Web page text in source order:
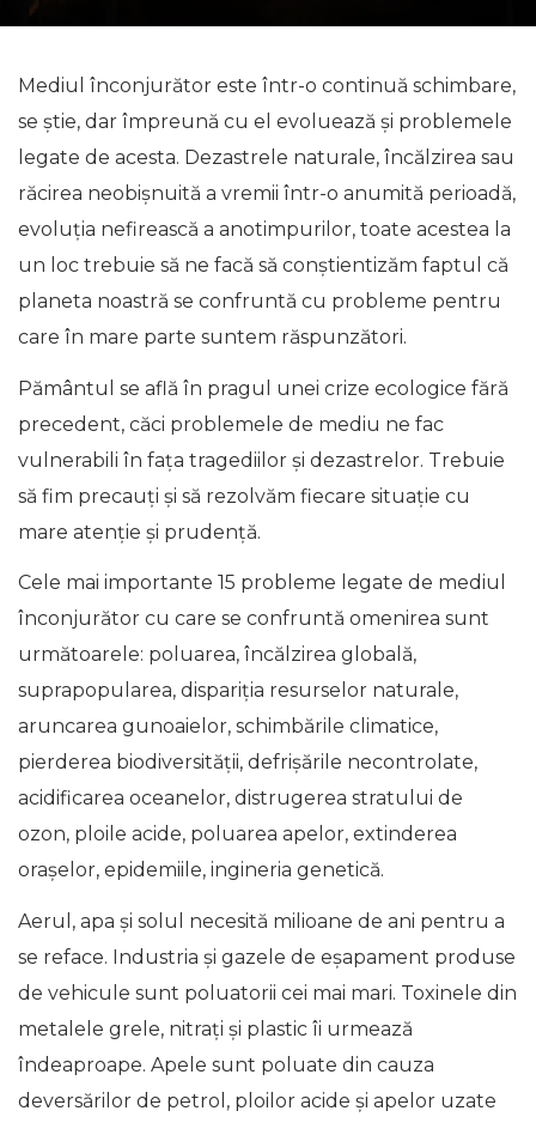
Mediul înconjurător este într-o continuă schimbare,
se știe, dar împreună cu el evoluează și problemele
legate de acesta. Dezastrele naturale, încălzirea sau
răcirea neobișnuită a vremii într-o anumită perioadă,
evoluția nefirească a anotimpurilor, toate acestea la
un loc trebuie să ne facă să conștientizăm faptul că
planeta noastră se confruntă cu probleme pentru
care în mare parte suntem răspunzători.
Pământul se află în pragul unei crize ecologice fără
precedent, căci problemele de mediu ne fac
vulnerabili în fața tragediilor și dezastrelor. Trebuie
să fim precauți și să rezolvăm fiecare situație cu
mare atenție și prudență.
Cele mai importante 15 probleme legate de mediul
înconjurător cu care se confruntă omenirea sunt
următoarele: poluarea, încălzirea globală,
suprapopularea, dispariția resurselor naturale,
aruncarea gunoaielor, schimbările climatice,
pierderea biodiversității, defrișările necontrolate,
acidificarea oceanelor, distrugerea stratului de
ozon, ploile acide, poluarea apelor, extinderea
orașelor, epidemiile, ingineria genetică.
Aerul, apa și solul necesită milioane de ani pentru a
se reface. Industria și gazele de eșapament produse
de vehicule sunt poluatorii cei mai mari. Toxinele din
metalele grele, nitrați și plastic îi urmează
îndeaproape. Apele sunt poluate din cauza
deversărilor de petrol, ploilor acide și apelor uzate